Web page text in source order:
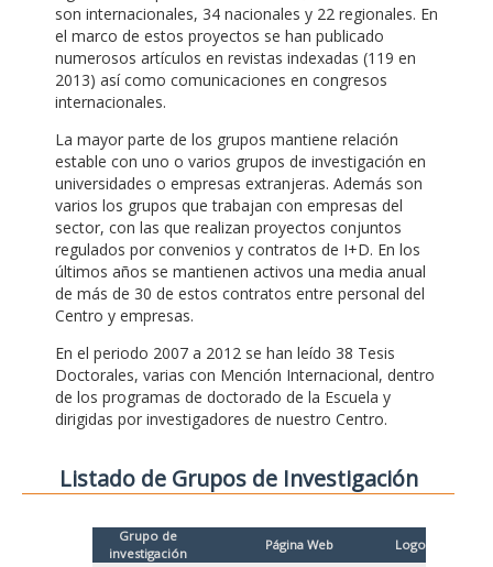
son internacionales, 34 nacionales y 22 regionales. En
el marco de estos proyectos se han publicado
numerosos artículos en revistas indexadas (119 en
2013) así como comunicaciones en congresos
internacionales.
La mayor parte de los grupos mantiene relación
estable con uno o varios grupos de investigación en
universidades o empresas extranjeras. Además son
varios los grupos que trabajan con empresas del
sector, con las que realizan proyectos conjuntos
regulados por convenios y contratos de I+D. En los
últimos años se mantienen activos una media anual
de más de 30 de estos contratos entre personal del
Centro y empresas.
En el periodo 2007 a 2012 se han leído 38 Tesis
Doctorales, varias con Mención Internacional, dentro
de los programas de doctorado de la Escuela y
dirigidas por investigadores de nuestro Centro.
Listado de Grupos de Investigación
Grupo de
investigación
Página Web
Logo